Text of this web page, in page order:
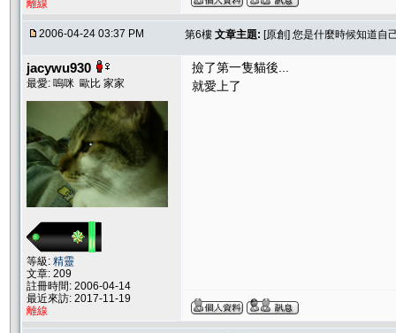
離線
2006-04-24 03:37 PM 第6樓 文章主題: [原創] 您是什麼時候知道自
jacywu930
最愛: 嗚咪 歐比 家家
等級: 精靈
文章: 209
註冊時間: 2006-04-14
最近來訪: 2017-11-19
離線
撿了第一隻貓後...
就愛上了